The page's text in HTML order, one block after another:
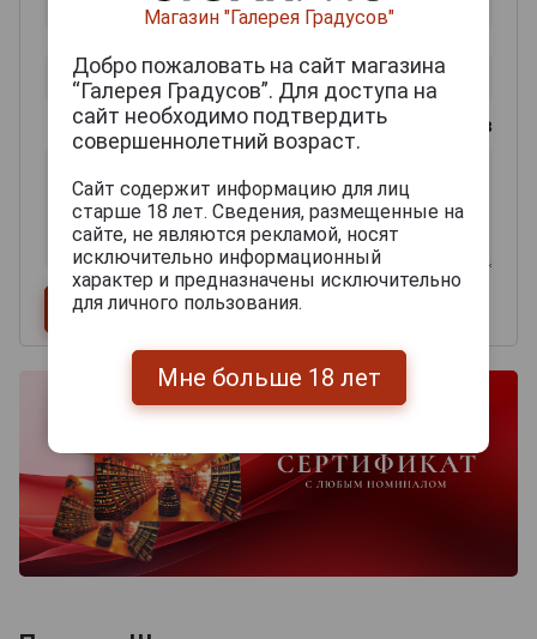
0из 2000 знаков
Магазин "Галерея Градусов"
Добро пожаловать на сайт магазина
“Галерея Градусов”. Для доступа на
сайт необходимо подтвердить
совершеннолетний возраст.
Сайт содержит информацию для лиц
старше 18 лет. Сведения, размещенные на
сайте, не являются рекламой, носят
исключительно информационный
характер и предназначены исключительно
для личного пользования.
Мне больше 18 лет